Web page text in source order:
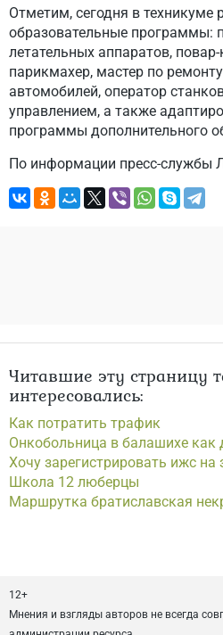
Отметим, сегодня в
образовательные программы:
летательных аппаратов,
парикмахер, мастер по
автомобилей, оператор
управлением, а также
программы дополнительного
По информации пресс-службы
Читавшие эту страницу
интересовались:
Как потратить трафик
Онкобольница в балашихе как
Хочу зарегистрировать ижс
Школа 12 люберцы
Маршрутка братиславская
12+
Мнения и взгляды авторов не всегда